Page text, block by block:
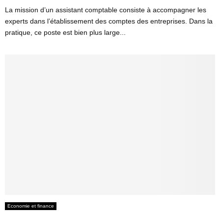
La mission d’un assistant comptable consiste à accompagner les
experts dans l’établissement des comptes des entreprises. Dans la
pratique, ce poste est bien plus large...
Economie et finance